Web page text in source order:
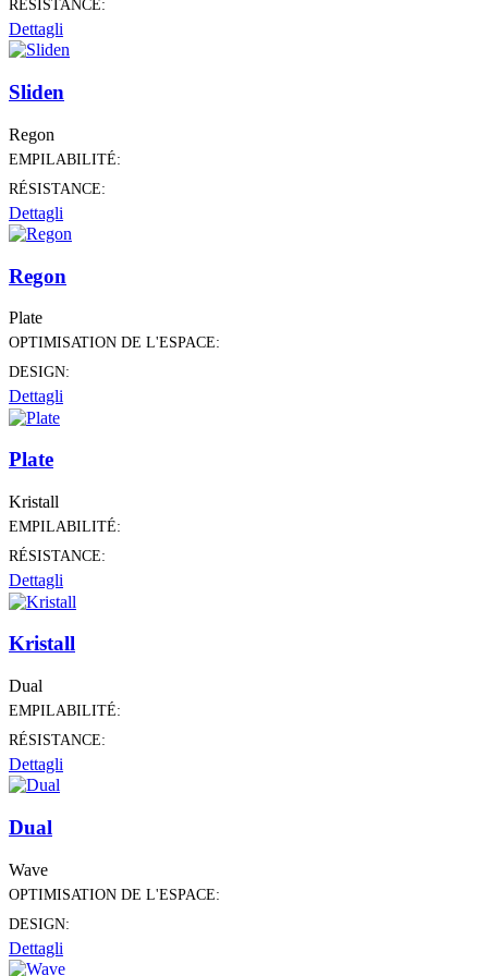
RÉSISTANCE:
Dettagli
Sliden
Regon
EMPILABILITÉ:
RÉSISTANCE:
Dettagli
Regon
Plate
OPTIMISATION DE L'ESPACE:
DESIGN:
Dettagli
Plate
Kristall
EMPILABILITÉ:
RÉSISTANCE:
Dettagli
Kristall
Dual
EMPILABILITÉ:
RÉSISTANCE:
Dettagli
Dual
Wave
OPTIMISATION DE L'ESPACE:
DESIGN:
Dettagli